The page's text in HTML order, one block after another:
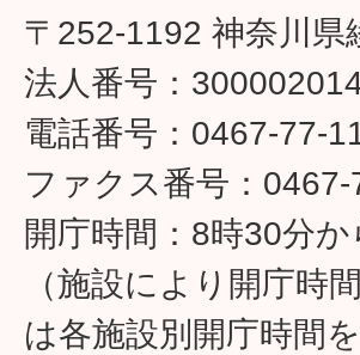
〒252-1192 神奈川県
法人番号：
電話番号：0467-77-
ファクス番号：
開庁時間：8時30分
（施設により開庁時
は各施設別開庁時間